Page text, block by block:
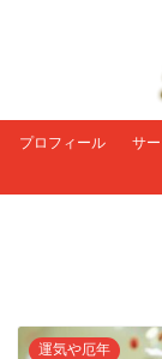
プロフィール サ
運気や厄年